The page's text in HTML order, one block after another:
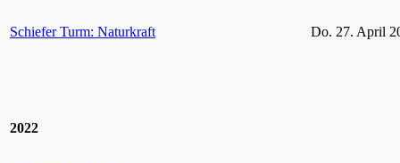
Schiefer Turm: Naturkraft Do. 27. April
2022